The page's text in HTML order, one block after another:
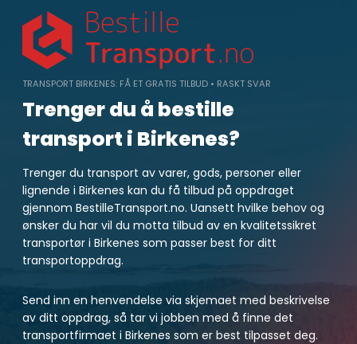
content
TRANSPORT BIRKENES: FÅ ET GRATIS TILBUD • RASKT SVAR
Trenger du å bestille
transport i Birkenes?
Trenger du transport av varer, gods, personer eller
lignende i Birkenes kan du få tilbud på oppdraget
gjennom BestilleTransport.no. Uansett hvilke behov og
ønsker du har vil du motta tilbud av en kvalitetssikret
transportør i Birkenes som passer best for ditt
transportoppdrag.
Send inn en henvendelse via skjemaet med beskrivelse
av ditt oppdrag, så tar vi jobben med å finne det
transportfirmaet i Birkenes som er best tilpasset deg.